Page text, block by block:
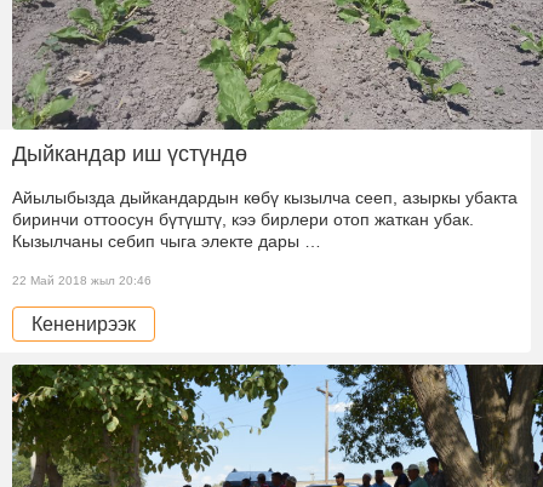
Дыйкандар иш үстүндө
Айылыбызда дыйкандардын көбү кызылча сееп, азыркы убакта
биринчи оттоосун бүтүштү, кээ бирлери отоп жаткан убак.
Кызылчаны себип чыга электе дары …
22 Май 2018 жыл 20:46
Кененирээк